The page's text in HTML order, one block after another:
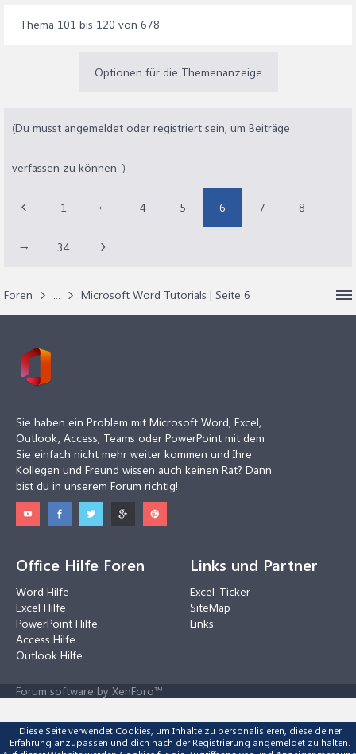
Thema 101 bis 120 von 678
Optionen für die Themenanzeige
(Du musst angemeldet oder registriert sein, um Beiträge
verfassen zu können. )
1 ← 4 5 6 7 8
→ 34
Foren ... Microsoft Word Tutorials | Seite 6
Sie haben ein Problem mit Microsoft Word, Excel,
Outlook, Access, Teams oder PowerPoint mit dem
Sie einfach nicht mehr weiter kommen und Ihre
Kollegen und Freund wissen auch keinen Rat? Dann
bist du in unserem Forum richtig!
Office Hilfe Foren
Word Hilfe
Excel Hilfe
PowerPoint Hilfe
Access Hilfe
Outlook Hilfe
Links und Partner
Excel-Ticker
SiteMap
Links
Forum software by XenForo™
Diese Seite verwendet Cookies, um Inhalte zu personalisieren, diese deiner
Erfahrung anzupassen und dich nach der Registrierung angemeldet zu halten.